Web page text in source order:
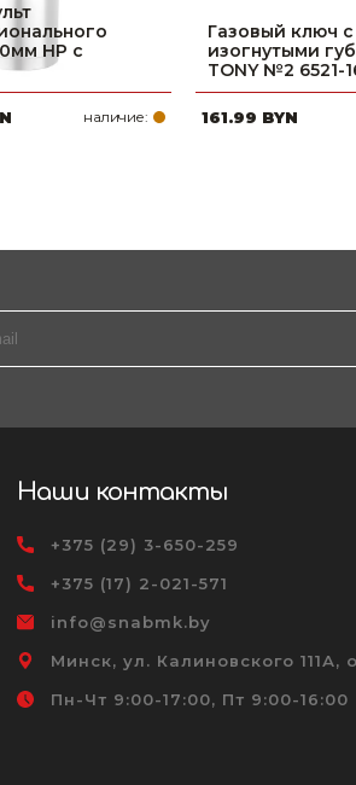
HP с
наличие:
Газовый ключ с
изогнутыми
TONY №2 6521-
161.99 BYN
Наши контакты
+375 (29) 3-650-259
+375 (17) 2-021-571
info@snabmk.by
Минск, ул. Калиновского
Пн-Чт 9:00-17:00, Пт 9:00-16:00